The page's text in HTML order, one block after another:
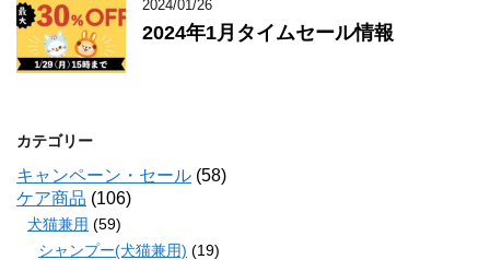
2024/01/26
2024年1月タイムセール情報
カテゴリー
キャンペーン・セール (58)
ケア商品 (106)
犬猫兼用 (59)
シャンプー(犬猫兼用) (19)